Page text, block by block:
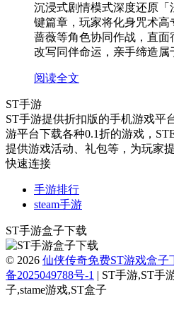
沉浸式剧情模式深度还原
键篇章，玩家将化身咒术
蔷薇等角色协同作战，直
改写同伴命运，亲手缔造属
阅读全文
ST手游
ST手游提供折扣版的手机游戏平
游平台下载各种0.1折的游戏，
提供游戏活动、礼包等，为玩家
快速连接
手游排行
steam手游
ST手游盒子下载
© 2026 仙侠传奇免费ST游戏盒子
备2025049788号-1 | ST手游,ST手
子,stame游戏,ST盒子